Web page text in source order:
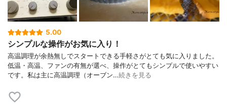
5.00
シンプルな操作がお気に入り！
高温調理が余熱無しでスタートできる手軽さがとても気に入りました。
低温・高温、ファンの有無が選べ、操作がとてもシンプルで使いやすい
です。私は主に高温調理（オーブン…続きを見る